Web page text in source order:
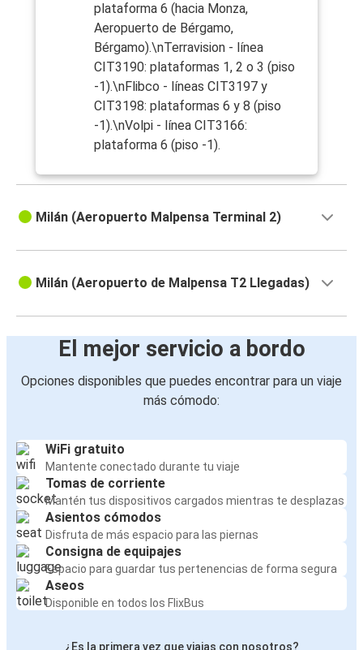
plataforma 6 (hacia Monza,
Aeropuerto de Bérgamo,
Bérgamo).\nTerravision - línea
CIT3190: plataformas 1, 2 o 3 (piso
-1).\nFlibco - líneas CIT3197 y
CIT3198: plataformas 6 y 8 (piso
-1).\nVolpi - línea CIT3166:
plataforma 6 (piso -1).
Milán (Aeropuerto Malpensa Terminal 2)
Milán (Aeropuerto de Malpensa T2 Llegadas)
El mejor servicio a bordo
Opciones disponibles que puedes encontrar para un viaje
más cómodo:
WiFi gratuito
Mantente conectado durante tu viaje
Tomas de corriente
Mantén tus dispositivos cargados mientras te desplazas
Asientos cómodos
Disfruta de más espacio para las piernas
Consigna de equipajes
Espacio para guardar tus pertenencias de forma segura
Aseos
Disponible en todos los FlixBus
¿Es la primera vez que viajas con nosotros?